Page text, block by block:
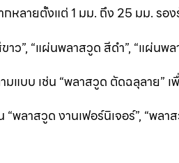
หลายตั้งแต่ 1 มม. ถึง 25 มม. รอ
าว”, “แผ่นพลาสวูด สีดำ”, “แผ่น
มแบบ เช่น “พลาสวูด ตัดฉลุลาย”
“พลาสวูด งานเฟอร์นิเจอร์”, “พ